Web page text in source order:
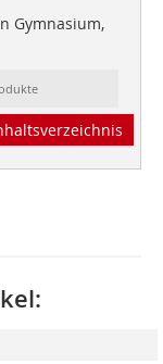
Gymnasium,